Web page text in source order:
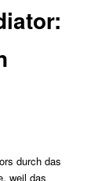
durch das
weil das